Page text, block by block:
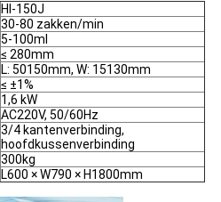
Hl-150J
30-80 zakken/min
5-100ml
≤ 280mm
L: 50150mm, W: 15130mm
≤ ±1%
1,6 kW
AC220V, 50/60Hz
3/4 kantenverbinding,
hoofdkussenverbinding
300kg
L600 × W790 × H1800mm